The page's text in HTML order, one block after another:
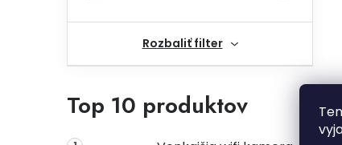
Rozbaliť filter
Top 10 produktov